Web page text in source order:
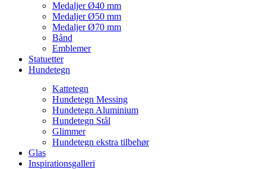
Medaljer Ø40 mm
Medaljer Ø50 mm
Medaljer Ø70 mm
Bånd
Emblemer
Statuetter
Hundetegn
Kattetegn
Hundetegn Messing
Hundetegn Aluminium
Hundetegn Stål
Glimmer
Hundetegn ekstra tilbehør
Glas
Inspirationsgalleri